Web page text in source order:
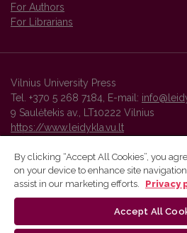
For Authors
For Librarians
Vilnius University Press
Tel. +370 5 268 7184, E-mail:
9 Saulėtekis av., LT10222 Vilnius
https://www.leidykla.vu.lt
Vilnius University Press platform and
By clicking “Accept All Cookies”, you
on your device to enhance site
assist in our marketing efforts.
Privacy
Accept All